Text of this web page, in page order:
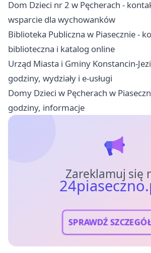
Dom Dzieci nr 2 w Pęcherach -
wsparcie dla wychowanków
Biblioteka Publiczna w Piasecznie -
biblioteczna i katalog online
Urząd Miasta i Gminy Konstancin-
godziny, wydziały i e-usługi
Domy Dzieci w Pęcherach w
godziny, informacje
Zareklamuj się
SPRAWDŹ